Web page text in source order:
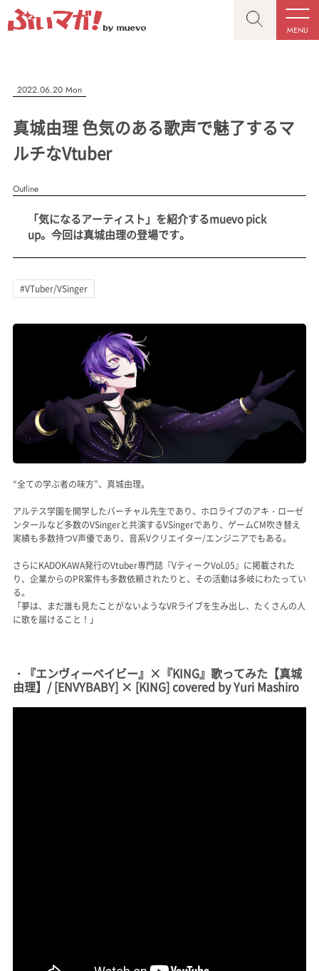
MENU
CLOSE
記事を検索する
人気ワード
#VTuber/VSinger #男性 #女性 #バ美肉 #男の娘
#Vtuberグループ
CLOSE
“推しへの応援を形にする”VTuber専門メディア
MENU
記事一覧
会社概要
記事リクエスト
LINK
muevoクラウドファンディング
muevoコミュニティ
ぶいクラ！by muevo
FUKAKACHI+
Follow us
Official SNS
2022.06.20 Mon
真城由理 色気のある歌声で魅了するマ
ルチなVtuber
Outline
「気になるアーティスト」を紹介するmuevo pick
up。今回は真城由理の登場です。
#VTuber/VSinger
“全ての学ぶ者の味方”、真城由理。
アルテス学園を開学したバーチャル先生であり、ホロライブのアキ・ローゼ
ンタールなど多数のVSingerと共演するVSingerであり、ゲームCM吹き替え
実績も多数持つV声優であり、音系Vクリエイター/エンジニアでもある。
さらにKADOKAWA発行のVtuber専門誌『VティークVol.05』に掲載された
り、企業からのPR案件も多数依頼されたりと、その活動は多岐にわたってい
る。
「夢は、まだ誰も見たことがないようなVRライブを生み出し、たくさんの人
に歌を届けること！」
・『エンヴィーベイビー』×『KING』歌ってみた【真城
由理】/ [ENVYBABY] × [KING] covered by Yuri Mashiro